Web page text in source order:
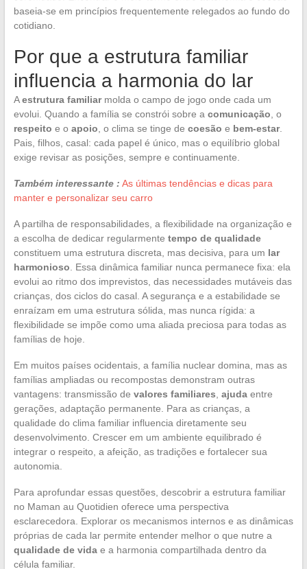
baseia-se em princípios frequentemente relegados ao fundo do
cotidiano.
Por que a estrutura familiar
influencia a harmonia do lar
Aestrutura familiarmolda o campo de jogo onde cada um
evolui. Quando a família se constrói sobre a comunicação , o
respeito e o apoio , o clima se tinge de coesão e bem-estar.
Pais, filhos, casal: cada papel é único, mas o equilíbrio global
exige revisar as posições, sempre e continuamente.
Também interessante : As últimas tendências e dicas para
manter e personalizar seu carro
A partilha de responsabilidades, a flexibilidade na organização e
a escolha de dedicar regularmente tempo de qualidade
constituem uma estrutura discreta, mas decisiva, para um lar
harmonioso . Essa dinâmica familiar nunca permanece fixa: ela
evolui ao ritmo dos imprevistos, das necessidades mutáveis das
crianças, dos ciclos do casal. A segurança e a estabilidade se
enraízam em uma estrutura sólida, mas nunca rígida: a
flexibilidade se impõe como uma aliada preciosa para todas as
famílias de hoje.
Em muitos países ocidentais, a família nuclear domina, mas as
famílias ampliadas ou recompostas demonstram outras
vantagens: transmissão de valores familiares ajudaentre
gerações, adaptação permanente. Para as crianças, a
qualidade do clima familiar influencia diretamente seu
desenvolvimento. Crescer em um ambiente equilibrado é
integrar o respeito, a afeição, as tradições e fortalecer sua
autonomia.
Para aprofundar essas questões, descobrir a estrutura familiar
no Maman au Quotidien oferece uma perspectiva
esclarecedora. Explorar os mecanismos internos e as dinâmicas
próprias de cada lar permite entender melhor o que nutre a
qualidade de vidae a harmonia compartilhada dentro da
célula familiar.